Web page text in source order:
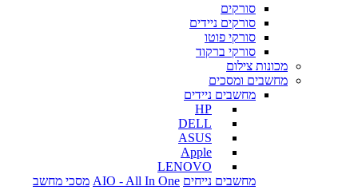
סורקים
סורקים ניידים
סורקי פוטו
סורקי ברקוד
מכונות צילום
מחשבים ומסכים
מחשבים ניידים
HP
DELL
ASUS
Apple
LENOVO
מחשבים נייחים AIO - All In One מסכי מחשב